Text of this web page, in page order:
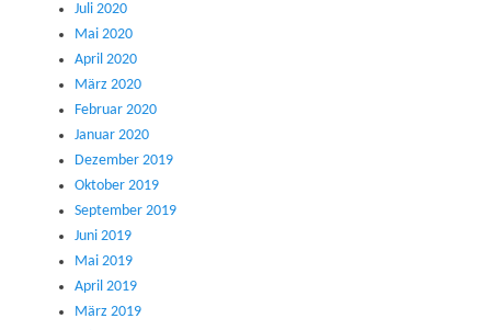
Juli 2020
Mai 2020
April 2020
März 2020
Februar 2020
Januar 2020
Dezember 2019
Oktober 2019
September 2019
Juni 2019
Mai 2019
April 2019
März 2019